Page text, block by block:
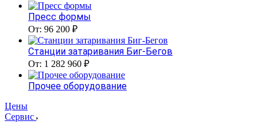
Пресс формы
От: 96 200 ₽
Станции затаривания Биг-Бегов
От: 1 282 960 ₽
Прочее оборудование
Цены
Сервис